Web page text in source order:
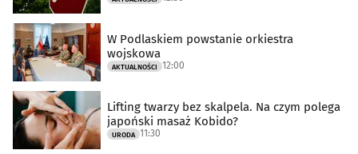
W Podlaskiem powstanie orkiestra
wojskowa
AKTUALNOŚCI 12:00
Lifting twarzy bez skalpela. Na czym polega
japoński masaż Kobido?
URODA 11:30